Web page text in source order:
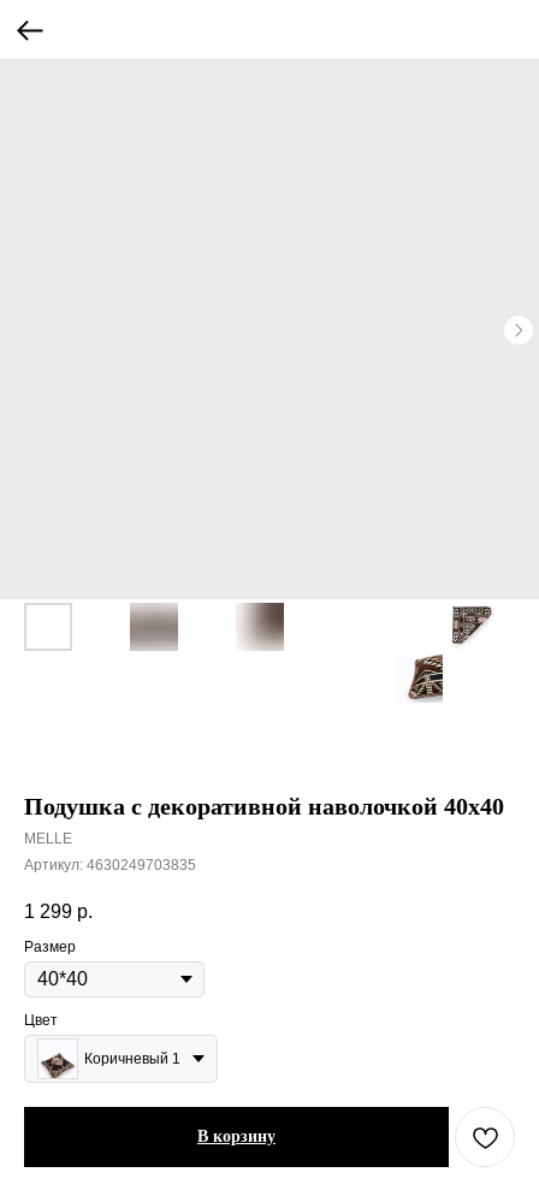
Подушка с декоративной наволочкой 40х40
MELLE
Артикул: 4630249703835
1 299 р.
Размер
Цвет
Коричневый 1
В корзину